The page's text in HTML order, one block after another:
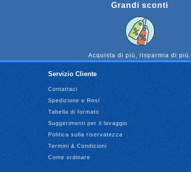
Grandi sconti
Acquista di più, risparmia di più.
Servizio Cliente
Contattaci
Spedizione e Resi
Tabella di formato
Suggerimenti per il lavaggio
Politica sulla riservatezza
Termini & Condizioni
Come ordinare